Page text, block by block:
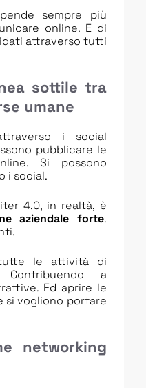
sempre più
online. E di
attraverso tutti
sottile tra
umane
i social
pubblicare le
Si possono
i social.
4.0, in realtà, è
aziendale forte.
le attività di
a
Ed aprire le
si vogliono portare
networking